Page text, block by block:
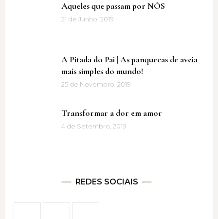
Aqueles que passam por NÓS
21 de Junho, 2019
A Pitada do Pai | As panquecas de aveia
mais simples do mundo!
25 de Novembro, 2019
Transformar a dor em amor
4 de Setembro, 2019
REDES SOCIAIS